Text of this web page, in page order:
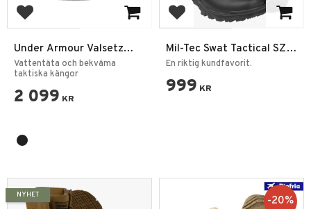
Lägg till i favoriter
Under Armour Valsetz
Vattentät Dragkedja –
Herr Taktiska Kängor
Vattentäta och bekväma
taktiska kängor
2 099 KR
Lägg till i favoriter
Mil-Tec Swat Tactical SZ
Thinsulate
En riktig kundfavorit.
999 KR
NYHET 20%